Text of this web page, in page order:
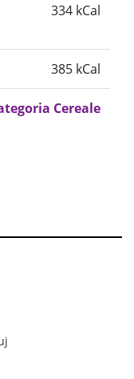
334 kCal
385 kCal
Cereale